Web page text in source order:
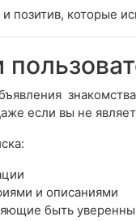
позитив, которые
если вы не
и описаниями
быть